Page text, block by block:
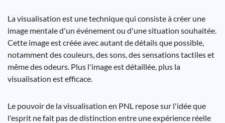
La visualisation est une technique qui consiste à créer une
image mentale d'un événement ou d'une situation souhaitée.
Cette image est créée avec autant de détails que possible,
notamment des couleurs, des sons, des sensations tactiles et
même des odeurs. Plus l'image est détaillée, plus la
visualisation est efficace.
Le pouvoir de la visualisation en PNL repose sur l'idée que
l'esprit ne fait pas de distinction entre une expérience réelle